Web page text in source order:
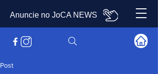
Anuncie no JoCA NEWS
Post